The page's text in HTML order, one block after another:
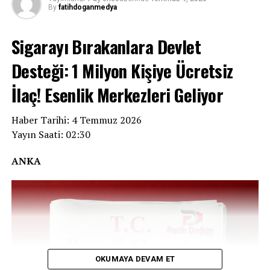
göre, daha önce salgının görülmediği Haut-Uele ve
Tshopo eyaletlerinde ilk kez vakalar tespit edildi.
By fatihdoganmedya
Sigarayı Bırakanlara Devlet
Desteği: 1 Milyon Kişiye Ücretsiz
İlaç! Esenlik Merkezleri Geliyor
Haber Tarihi: 4 Temmuz 2026
Yayın Saati: 02:30
ANKA
OKUMAYA DEVAM ET